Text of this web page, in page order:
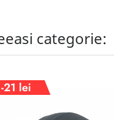
categorie:
-21 lei